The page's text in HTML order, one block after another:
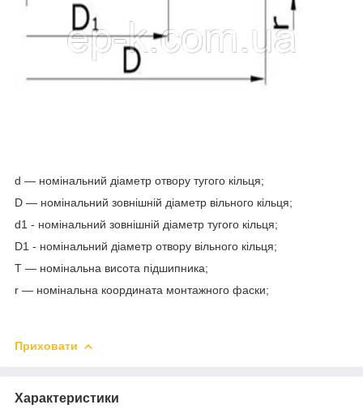
d — номінальний діаметр отвору тугого кільця;
D — номінальний зовнішній діаметр вільного кільця;
d1 - номінальний зовнішній діаметр тугого кільця;
D1 - номінальний діаметр отвору вільного кільця;
T — номінальна висота підшипника;
r — номінальна координата монтажного фаски;
Приховати
Характеристики